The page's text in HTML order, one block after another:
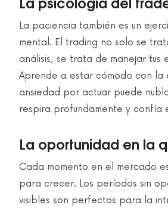
La paciencia también es un
mental. El trading no solo se
análisis; se trata de manejar tus
Aprende a estar cómodo con la
ansiedad por actuar puede
respira profundamente y confía
La oportunidad en la
Cada momento en el mercado
para crecer. Los períodos sin
visibles son perfectos para la